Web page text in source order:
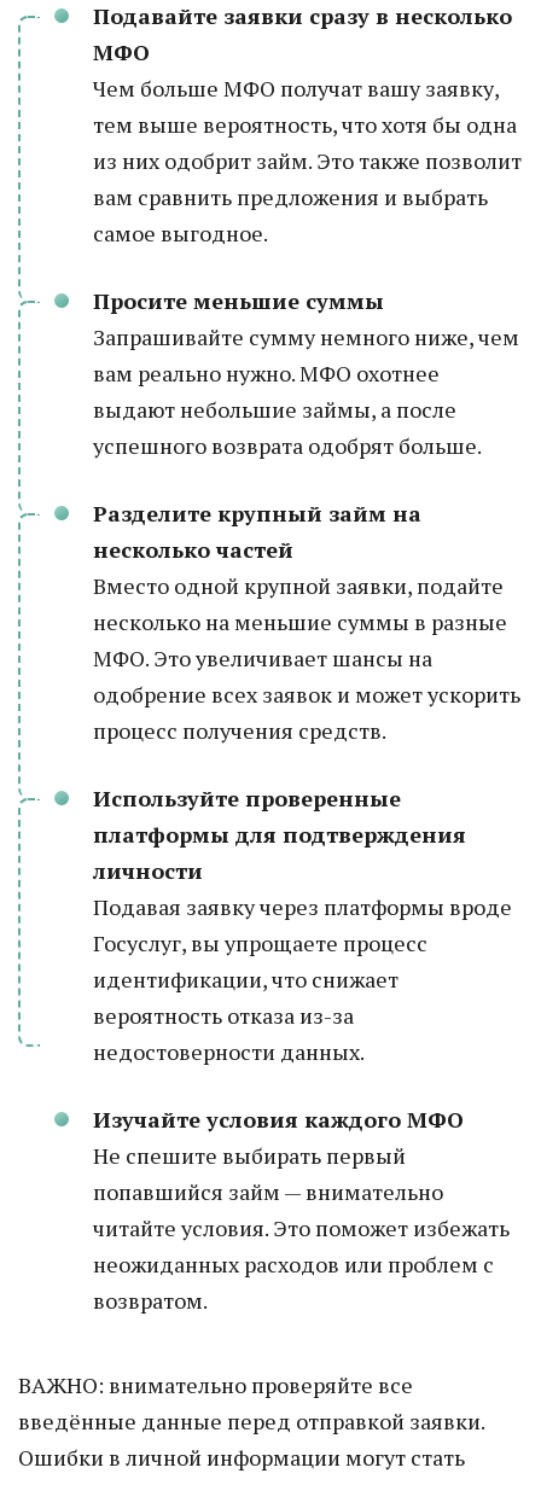
Подавайте заявки сразу в несколько
МФО
Чем больше МФО получат вашу заявку,
тем выше вероятность, что хотя бы одна
из них одобрит займ. Это также позволит
вам сравнить предложения и выбрать
самое выгодное.
Просите меньшие суммы
Запрашивайте сумму немного ниже, чем
вам реально нужно. МФО охотнее
выдают небольшие займы, а после
успешного возврата одобрят больше.
Разделите крупный займ на
несколько частей
Вместо одной крупной заявки, подайте
несколько на меньшие суммы в разные
МФО. Это увеличивает шансы на
одобрение всех заявок и может ускорить
процесс получения средств.
Используйте проверенные
платформы для подтверждения
личности
Подавая заявку через платформы вроде
Госуслуг, вы упрощаете процесс
идентификации, что снижает
вероятность отказа из-за
недостоверности данных.
Изучайте условия каждого МФО
Не спешите выбирать первый
попавшийся займ — внимательно
читайте условия. Это поможет избежать
неожиданных расходов или проблем с
возвратом.
ВАЖНО: внимательно проверяйте все
введённые данные перед отправкой заявки.
Ошибки в личной информации могут стать